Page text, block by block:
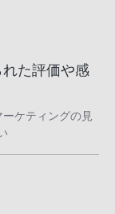
た評価や感
ケティングの見